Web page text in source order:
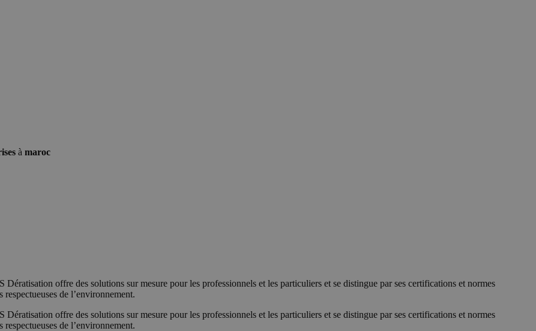
à maroc
offre des solutions sur mesure pour les professionnels et les particuliers et se distingue par ses certifications et normes
de l’environnement.
offre des solutions sur mesure pour les professionnels et les particuliers et se distingue par ses certifications et normes
de l’environnement.